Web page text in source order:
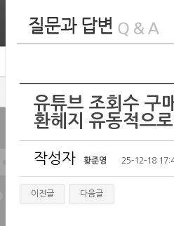
유튜브 조회수 구
환헤지 유동적으
작성자 황준영 25-12-18
이전글 다음글